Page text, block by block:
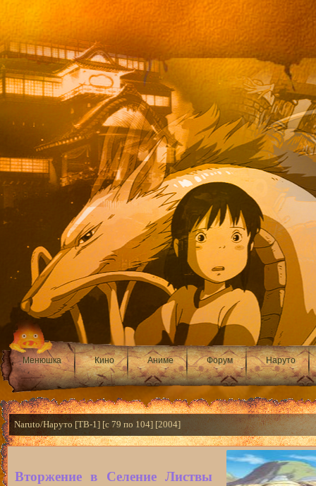
Менюшка Кино Аниме Форум Наруто
Naruto/Наруто [ТВ-1] [с 79 по 104] [2004]
Вторжение в Селение Листвы